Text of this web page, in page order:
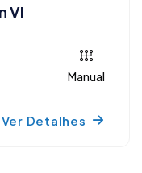
VI
Manual
Ver Detalhes